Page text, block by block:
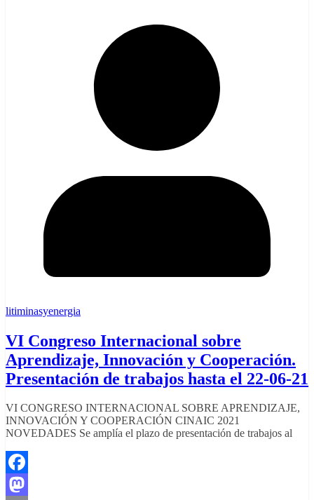
litiminasyenergia
VI Congreso Internacional sobre
Aprendizaje, Innovación y Cooperación.
Presentación de trabajos hasta el 22-06-21
VI CONGRESO INTERNACIONAL SOBRE APRENDIZAJE,
INNOVACIÓN Y COOPERACIÓN CINAIC 2021
NOVEDADES Se amplía el plazo de presentación de trabajos al
Facebook